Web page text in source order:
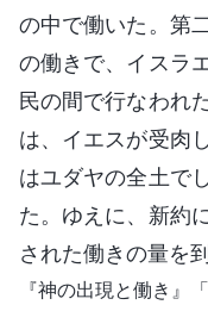
の中で働いた。第
の働きで、イスラ
民の間で行なわれ
は、イエスが受肉
はユダヤの全土で
た。ゆえに、新約
された働きの量を
『神の出現と働き』